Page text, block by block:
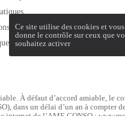
légales
de confidentialité
À défaut d’accord amiable, le
dans un délai d’un an à compter
de l’AME CONSO :
Ce site utilise des cookies et vous
donne le contrôle sur ceux que
souhaitez activer